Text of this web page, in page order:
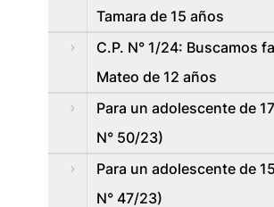
Tamara de 15 años
C.P. N° 1/24: Buscamos
Mateo de 12 años
Para un adolescente de
N° 50/23)
Para un adolescente de
N° 47/23)